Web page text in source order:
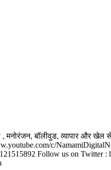
मनोरंजन, बॉलीवुड, व्यापार और
c/
Follow us on Twitter